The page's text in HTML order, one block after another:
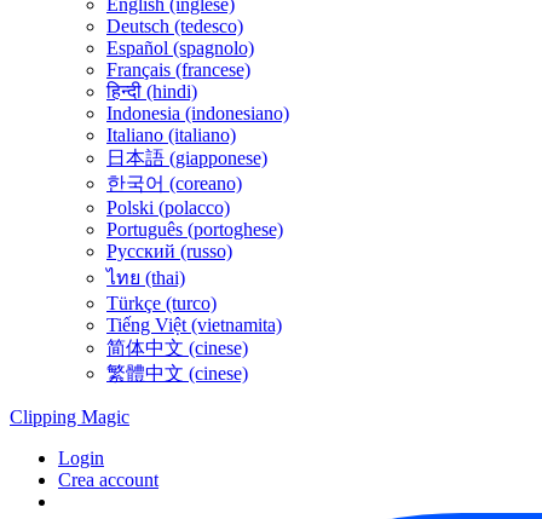
English (inglese)
Deutsch (tedesco)
Español (spagnolo)
Français (francese)
हिन्दी (hindi)
Indonesia (indonesiano)
Italiano (italiano)
日本語 (giapponese)
한국어 (coreano)
Polski (polacco)
Português (portoghese)
Русский (russo)
ไทย (thai)
Türkçe (turco)
Tiếng Việt (vietnamita)
简体中文 (cinese)
繁體中文 (cinese)
Clipping Magic
Login
Crea account